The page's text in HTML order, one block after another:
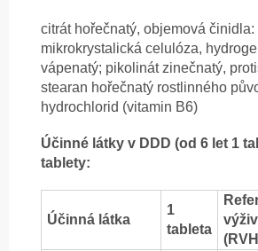
citrát hořečnatý, objemová činidla:
mikrokrystalická celulóza,
vápenatý; pikolinát zinečnatý,
stearan hořečnatý rostlinného
hydrochlorid (vitamin B6)
Účinné látky v DDD (od 6 let 1
tablety:
Účinná látka
1
tableta